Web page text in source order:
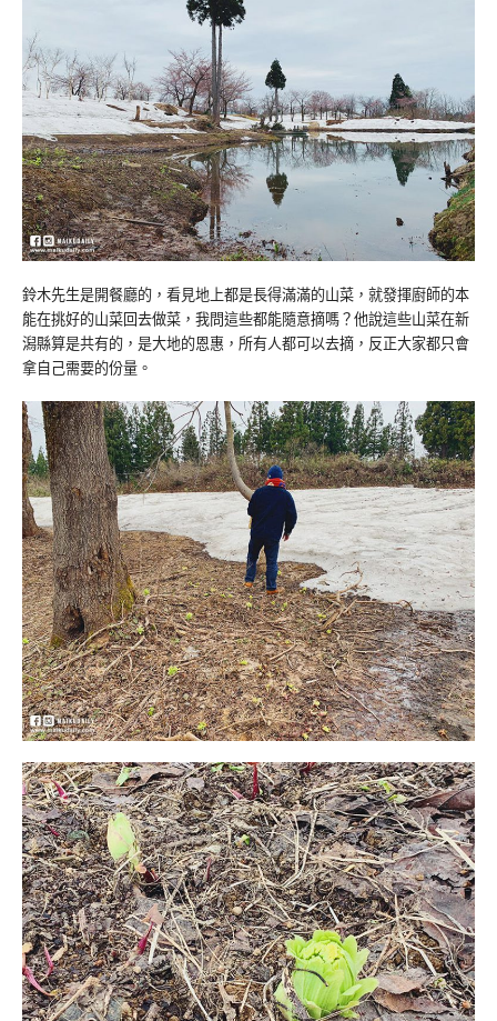
鈴木先生是開餐廳的，看見地上都是長得滿滿的山菜，就發揮廚師的本
能在挑好的山菜回去做菜，我問這些都能隨意摘嗎？他說這些山菜在新
潟縣算是共有的，是大地的恩惠，所有人都可以去摘，反正大家都只會
拿自己需要的份量。